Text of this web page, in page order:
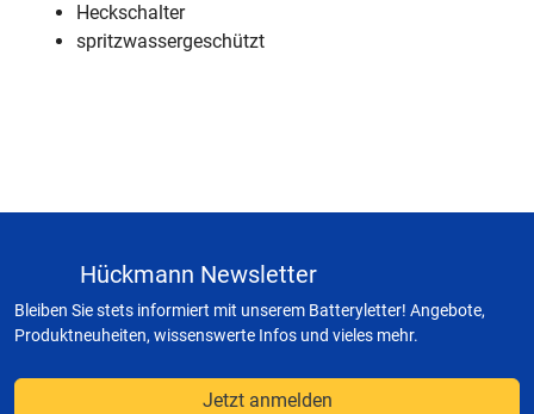
Heckschalter
spritzwassergeschützt
Hückmann Newsletter
Bleiben Sie stets informiert mit unserem Batteryletter! Angebote,
Produktneuheiten, wissenswerte Infos und vieles mehr.
Jetzt anmelden